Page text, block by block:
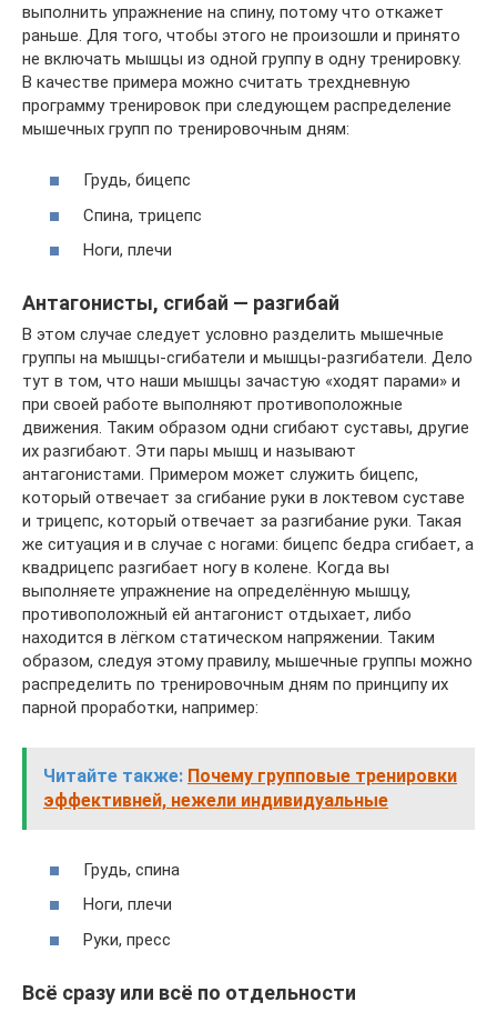
выполнить упражнение на спину, потому что откажет
раньше. Для того, чтобы этого не произошли и принято
не включать мышцы из одной группу в одну тренировку.
В качестве примера можно считать трехдневную
программу тренировок при следующем распределение
мышечных групп по тренировочным дням:
Грудь, бицепс
Спина, трицепс
Ноги, плечи
Антагонисты, сгибай — разгибай
В этом случае следует условно разделить мышечные
группы на мышцы-сгибатели и мышцы-разгибатели. Дело
тут в том, что наши мышцы зачастую «ходят парами» и
при своей работе выполняют противоположные
движения. Таким образом одни сгибают суставы, другие
их разгибают. Эти пары мышц и называют
антагонистами. Примером может служить бицепс,
который отвечает за сгибание руки в локтевом суставе
и трицепс, который отвечает за разгибание руки. Такая
же ситуация и в случае с ногами: бицепс бедра сгибает, а
квадрицепс разгибает ногу в колене. Когда вы
выполняете упражнение на определённую мышцу,
противоположный ей антагонист отдыхает, либо
находится в лёгком статическом напряжении. Таким
образом, следуя этому правилу, мышечные группы можно
распределить по тренировочным дням по принципу их
парной проработки, например:
Читайте также: Почему групповые тренировки
эффективней, нежели индивидуальные
Грудь, спина
Ноги, плечи
Руки, пресс
Всё сразу или всё по отдельности